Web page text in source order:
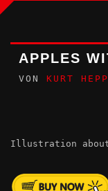
APPLES
VON KURT
Illustration